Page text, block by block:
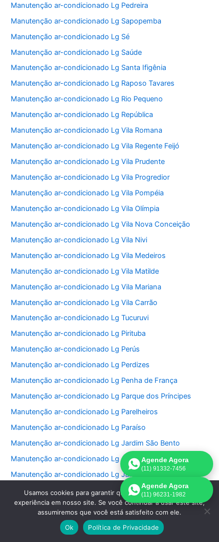
Manutenção ar-condicionado Lg Pedreira
Manutenção ar-condicionado Lg Sapopemba
Manutenção ar-condicionado Lg Sé
Manutenção ar-condicionado Lg Saúde
Manutenção ar-condicionado Lg Santa Ifigênia
Manutenção ar-condicionado Lg Raposo Tavares
Manutenção ar-condicionado Lg Rio Pequeno
Manutenção ar-condicionado Lg República
Manutenção ar-condicionado Lg Vila Romana
Manutenção ar-condicionado Lg Vila Regente Feijó
Manutenção ar-condicionado Lg Vila Prudente
Manutenção ar-condicionado Lg Vila Progredior
Manutenção ar-condicionado Lg Vila Pompéia
Manutenção ar-condicionado Lg Vila Olímpia
Manutenção ar-condicionado Lg Vila Nova Conceição
Manutenção ar-condicionado Lg Vila Nivi
Manutenção ar-condicionado Lg Vila Medeiros
Manutenção ar-condicionado Lg Vila Matilde
Manutenção ar-condicionado Lg Vila Mariana
Manutenção ar-condicionado Lg Vila Carrão
Manutenção ar-condicionado Lg Tucuruvi
Manutenção ar-condicionado Lg Pirituba
Manutenção ar-condicionado Lg Perús
Manutenção ar-condicionado Lg Perdizes
Manutenção ar-condicionado Lg Penha de França
Manutenção ar-condicionado Lg Parque dos Príncipes
Manutenção ar-condicionado Lg Parelheiros
Manutenção ar-condicionado Lg Paraíso
Manutenção ar-condicionado Lg Jardim São Bento
Manutenção ar-condicionado Lg Jardim Paulistano
Manutenção ar-condicionado Lg Jardim Paulista
Manutenção ar-condicionado Lg Jardim Morumbi
Manutenção ar-condicionado Lg Jardim Fonte do Morumbi
Manutenção ar-condicionado Lg Jardim Europa
Manutenção ar-condicionado Lg Jardim das Perdizes
Agende Agora
(11) 91332-7456
Agende Agora
(11) 96231-1982
Usamos cookies para garantir que oferecemos a melhor
experiência em nosso site. Se você continuar a usar este site,
assumiremos que você está satisfeito com ele.
Ok
Política de Privacidade